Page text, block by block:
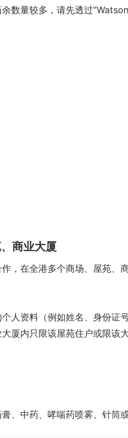
数量较多，请先透过
商业大厦
，在全港多个商场、屋苑、
人资料（例如姓名、身份证
厦内只限该屋苑住户或限该
、中药、哮喘药喷雾、针筒或